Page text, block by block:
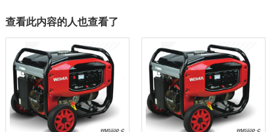
查看此内容的人也查看了